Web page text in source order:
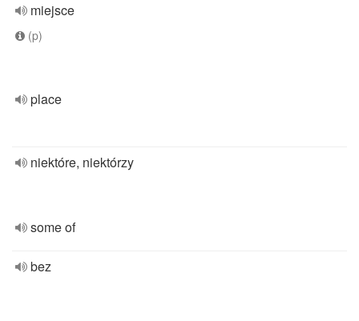
miejsce
(p)
place
niektóre, niektórzy
some of
bez